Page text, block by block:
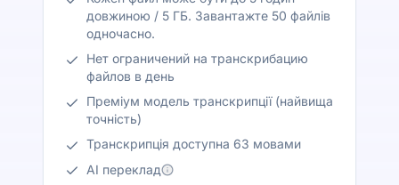
довжиною / 5 ГБ. Завантажте 50 файлів
одночасно.
Нет ограничений на транскрибацию
файлов в день
Преміум модель транскрипції (найвища
точність)
Транскрипція доступна 63 мовами
AI переклад